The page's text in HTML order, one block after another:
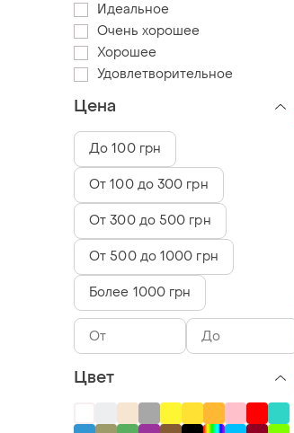
Идеальное
Очень хорошее
Хорошее
Удовлетворительное
Цена
До 100 грн
От 100 до 300 грн
От 300 до 500 грн
От 500 до 1000 грн
Более 1000 грн
Цвет